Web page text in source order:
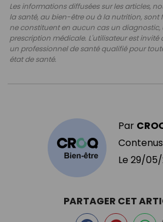
Les informations diffusées sur les articles,
la santé, au bien-être ou à la nutrition, sont
ne constituent en aucun cas un
prescription médicale. L'utilisateur est
un professionnel de santé qualifié pour
état de santé.
Par
Le 29/
PARTAGER CET